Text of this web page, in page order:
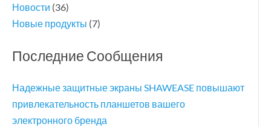
Новости (36)
Новые продукты (7)
Последние Сообщения
Надежные защитные экраны SHAWEASE повышают
привлекательность планшетов вашего
электронного бренда